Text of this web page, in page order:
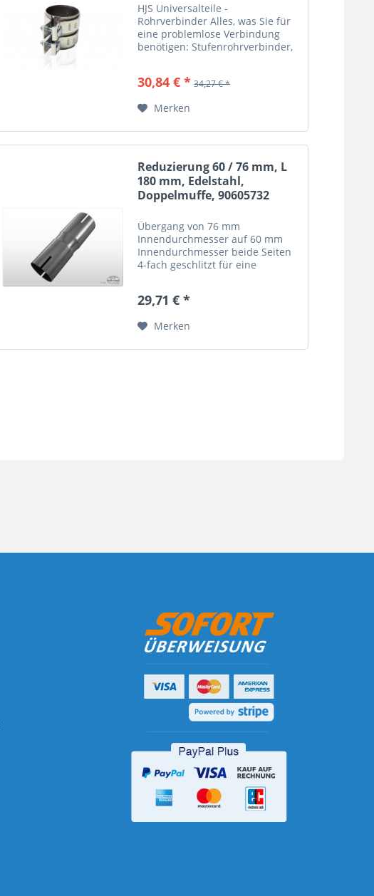
HJS Universalteile -
Rohrverbinder Alles, was Sie für
eine problemlose Verbindung
benötigen: Stufenrohrverbinder,
Verbindungs- und
Sondenanschlüsse sowie...
30,84 € * 34,27 € *
Merken
Reduzierung 60 / 76 mm, L
180 mm, Edelstahl,
Doppelmuffe, 90605732
Übergang von 76 mm
Innendurchmesser auf 60 mm
Innendurchmesser beide Seiten
4-fach geschlitzt für eine
29,71 € *
Merken